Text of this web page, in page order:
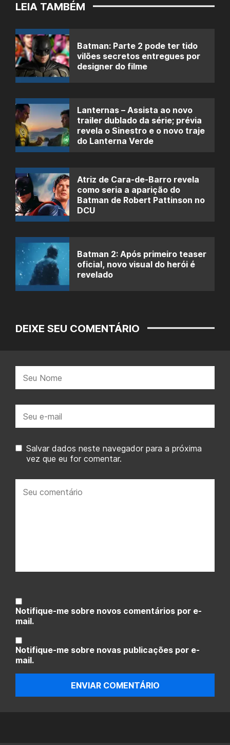
LEIA TAMBÉM
Batman: Parte 2 pode ter tido
vilões secretos entregues por
designer do filme
Lanternas – Assista ao novo
trailer dublado da série; prévia
revela o Sinestro e o novo traje
do Lanterna Verde
Atriz de Cara-de-Barro revela
como seria a aparição do
Batman de Robert Pattinson no
DCU
Batman 2: Após primeiro teaser
oficial, novo visual do herói é
revelado
DEIXE SEU COMENTÁRIO
mail:
Salvar dados neste navegador para a próxima
vez que eu for comentar.
comentário:
Notifique-me sobre novos comentários por e-
mail.
Notifique-me sobre novas publicações por e-
mail.
ENVIAR COMENTÁRIO